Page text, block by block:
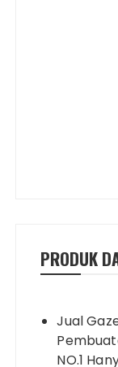
PRODUK
Jual
NO.1